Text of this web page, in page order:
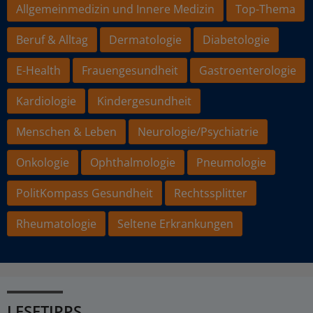
Allgemeinmedizin und Innere Medizin
Top-Thema
Beruf & Alltag
Dermatologie
Diabetologie
E-Health
Frauengesundheit
Gastroenterologie
Kardiologie
Kindergesundheit
Menschen & Leben
Neurologie/Psychiatrie
Onkologie
Ophthalmologie
Pneumologie
PolitKompass Gesundheit
Rechtssplitter
Rheumatologie
Seltene Erkrankungen